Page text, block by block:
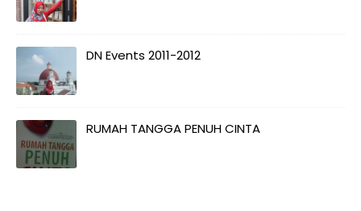
DN Events 2011-2012
RUMAH TANGGA PENUH CINTA